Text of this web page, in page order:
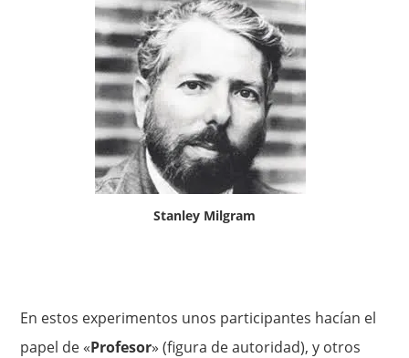
Stanley Milgram
En estos experimentos unos participantes hacían el
papel de «Profesor» (figura de autoridad), y otros